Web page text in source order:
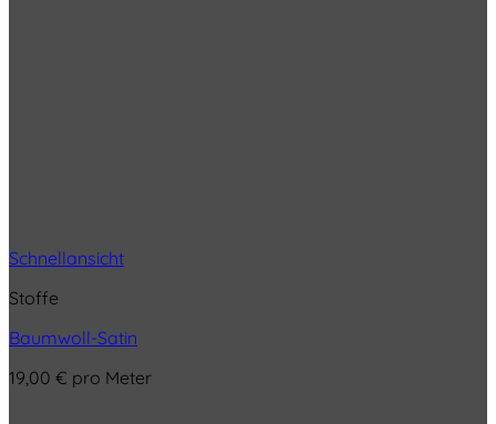
Schnellansicht
Stoffe
Baumwoll-Satin
19,00 € pro Meter